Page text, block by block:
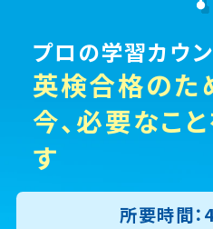
プロの学習カウ
英検合格のた
今、必要なこ
す
所要時間